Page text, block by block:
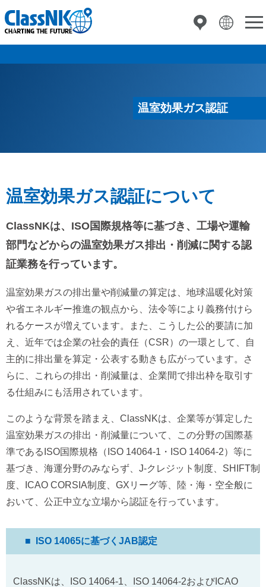
温室効果ガス認証
温室効果ガス認証について
ClassNKは、ISO国際規格等に基づき、工場や運輸
部門などからの温室効果ガス排出・削減に関する認
証業務を行っています。
温室効果ガスの排出量や削減量の算定は、地球温暖化対策
や省エネルギー推進の観点から、法令等により義務付けら
れるケースが増えています。また、こうした公的要請に加
え、近年では企業の社会的責任（CSR）の一環として、自
主的に排出量を算定・公表する動きも広がっています。さ
らに、これらの排出・削減量は、企業間で排出枠を取引す
る仕組みにも活用されています。
このような背景を踏まえ、ClassNKは、企業等が算定した
温室効果ガスの排出・削減量について、この分野の国際基
準であるISO国際規格（ISO 14064-1・ISO 14064-2）等に
基づき、海運分野のみならず、J-クレジット制度、SHIFT制
度、ICAO CORSIA制度、GXリーグ等、陸・海・空全般に
おいて、公正中立な立場から認証を行っています。
ISO 14065に基づくJAB認定
ClassNKは、ISO 14064-1、ISO 14064-2およびICAO